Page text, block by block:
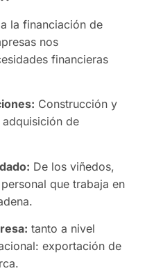
la financiación de
nos
financieras
Construcción y
de
De los viñedos,
que trabaja en
tanto a nivel
exportación de